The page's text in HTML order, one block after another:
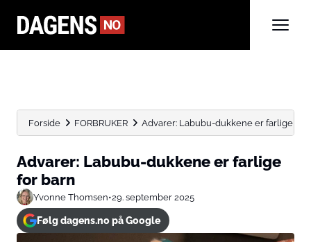
Forside FORBRUKER Advarer: Labubu-dukkene er farlige for
Advarer: Labubu-dukkene er farlige
for barn
Yvonne Thomsen•29. september 2025
Følg dagens.no på Google